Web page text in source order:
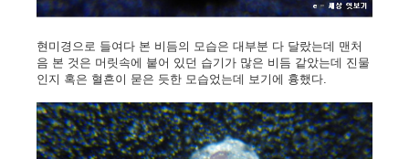
현미경으로 들여다 본 비듬의 모습은 대부분 다 달랐는데 맨처
음 본 것은 머릿속에 붙어 있던 습기가 많은 비듬 같았는데 진물
인지 혹은 혈흔이 묻은 듯한 모습었는데 보기에 흉했다.